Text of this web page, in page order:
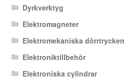
Dyrkverktyg
Elektromagneter
Elektromekaniska dörrtrycken
Elektroniktillbehör
Elektroniska cylindrar